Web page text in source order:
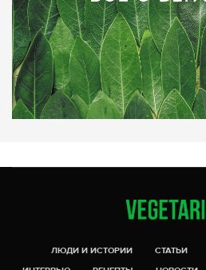
ЛЮДИ И ИСТОРИИ СТАТЬИ